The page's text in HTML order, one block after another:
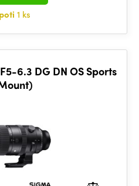
1 ks
6.3 DG DN OS Sports